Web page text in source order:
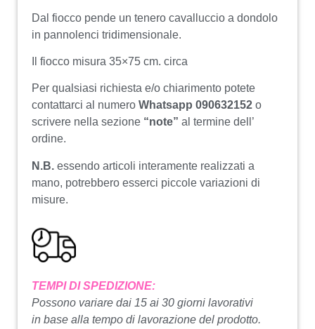
Dal fiocco pende un tenero cavalluccio a dondolo
in pannolenci tridimensionale.
Il fiocco misura 35×75 cm. circa
Per qualsiasi richiesta e/o chiarimento potete
contattarci al numero Whatsapp 090632152 o
scrivere nella sezione “note” al termine dell’
ordine.
N.B. essendo articoli interamente realizzati a
mano, potrebbero esserci piccole variazioni di
misure.
TEMPI DI SPEDIZIONE:
Possono variare dai 15 ai 30 giorni lavorativi
in base alla tempo di lavorazione del prodotto.